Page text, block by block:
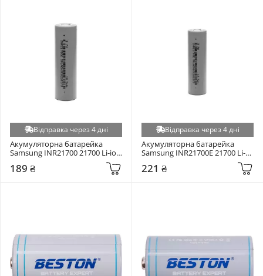
Відправка через 4 дні
Акумуляторна батарейка
Samsung INR21700 21700 Li-ion
189 ₴
Відправка через 4 дні
Акумуляторна батарейка
Samsung INR21700E 21700 Li-
221 ₴